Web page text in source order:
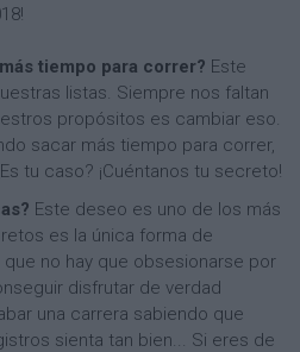
tiempo para correr? Este
listas. Siempre nos faltan
propósitos es cambiar eso.
sacar más tiempo para correr,
tu caso? ¡Cuéntanos tu secreto!
Este deseo es uno de los más
es la única forma de
no hay que obsesionarse por
disfrutar de verdad
una carrera sabiendo que
sienta tan bien... Si eres de